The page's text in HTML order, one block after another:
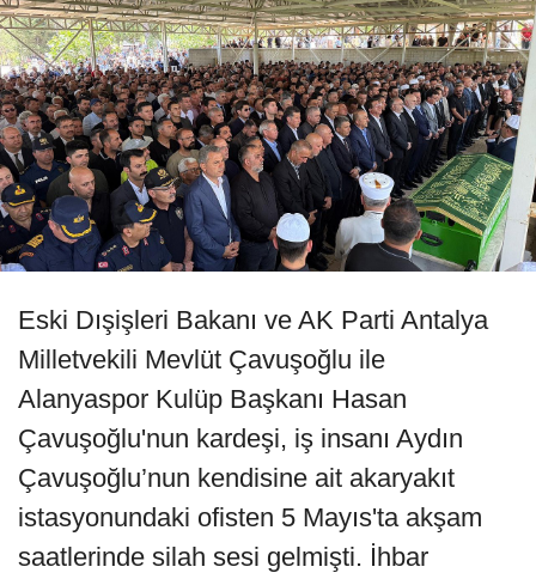
Eski Dışişleri Bakanı ve AK Parti Antalya
Milletvekili Mevlüt Çavuşoğlu ile
Alanyaspor Kulüp Başkanı Hasan
Çavuşoğlu'nun kardeşi, iş insanı Aydın
Çavuşoğlu’nun kendisine ait akaryakıt
istasyonundaki ofisten 5 Mayıs'ta akşam
saatlerinde silah sesi gelmişti. İhbar